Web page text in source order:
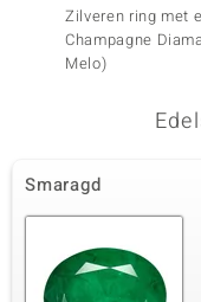
Zilveren ring met
Champagne
Melo)
Smaragd